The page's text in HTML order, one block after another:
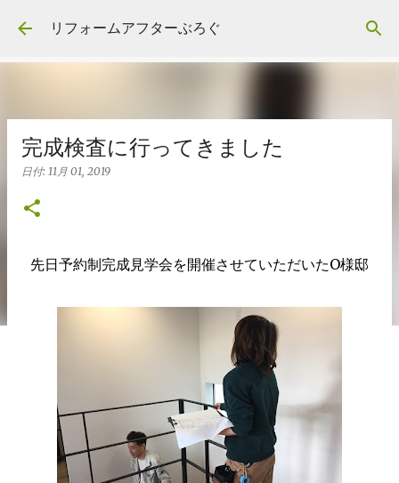
スキップしてメイン コンテンツに移動
リフォームアフターぶろぐ
完成検査に行ってきました
日付: 11月 01, 2019
先日予約制完成見学会を開催させていただいたO様邸